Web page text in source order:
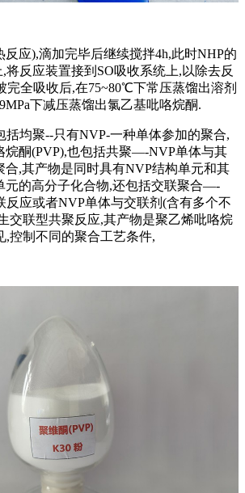
反应),滴加完毕后继续搅拌4h,此时NHP的
将反应装置接到SO吸收系统上,以除去反
完全吸收后,在75~80℃下常压蒸馏出溶剂
下减压蒸馏出氯乙基吡咯烷酮.
括均聚--只有NVP-一种单体参加的聚合,
烷酮(PVP),也包括共聚—-NVP单体与其
合,其产物是同时具有NVP结构单元和其
元的高分子化合物,还包括交联聚合—-
反应或者NVP单体与交联剂(含有多个不
交联型共聚反应,其产物是聚乙烯吡咯烷
,控制不同的聚合工艺条件,